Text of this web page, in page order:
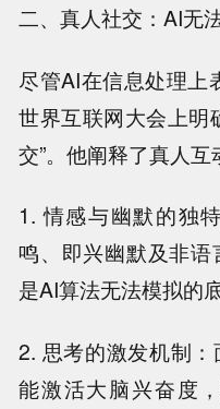
二、真人社交：AI无
尽管AI在信息处理上
世界互联网大会上明
交”。他阐释了真人互
1. 情感与幽默的独
鸣、即兴幽默及非语
是AI算法无法模拟的
2. 思考的激发机制
能激活大脑兴奋度